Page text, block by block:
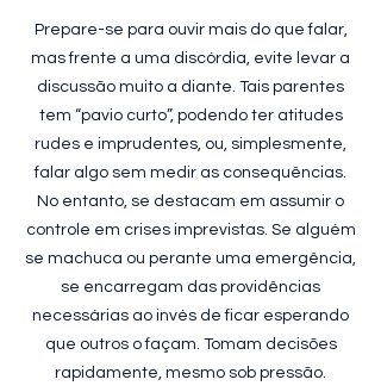
Prepare-se para ouvir mais do que falar,
mas frente a uma discórdia, evite levar a
discussão muito a diante. Tais parentes
tem “pavio curto”, podendo ter atitudes
rudes e imprudentes, ou, simplesmente,
falar algo sem medir as consequências.
No entanto, se destacam em assumir o
controle em crises imprevistas. Se alguém
se machuca ou perante uma emergência,
se encarregam das providências
necessárias ao invés de ficar esperando
que outros o façam. Tomam decisões
rapidamente, mesmo sob pressão.